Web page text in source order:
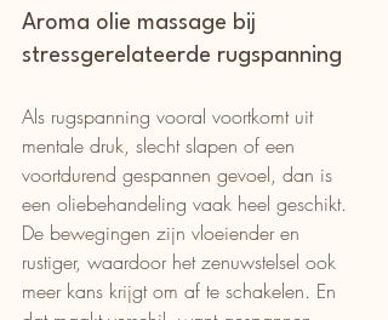
Aroma olie massage bij
stressgerelateerde rugspanning
Als rugspanning vooral voortkomt uit
mentale druk, slecht slapen of een
voortdurend gespannen gevoel, dan is
een oliebehandeling vaak heel geschikt.
De bewegingen zijn vloeiender en
rustiger, waardoor het zenuwstelsel ook
meer kans krijgt om af te schakelen. En